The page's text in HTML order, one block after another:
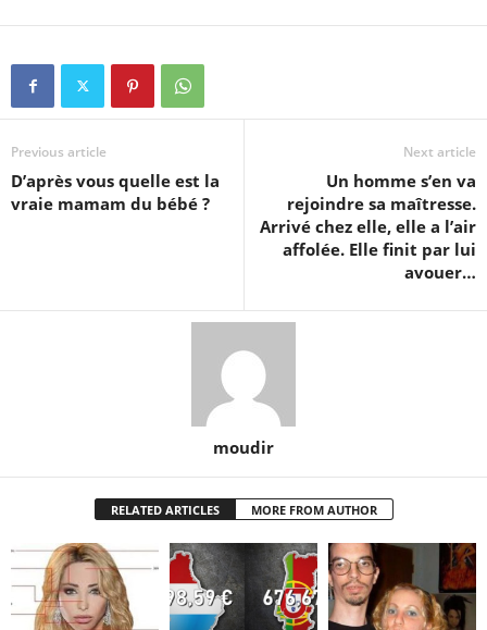
Previous article
D’après vous quelle est la
vraie mamam du bébé ?
Next article
Un homme s’en va
rejoindre sa maîtresse.
Arrivé chez elle, elle a l’air
affolée. Elle finit par lui
avouer…
moudir
RELATED ARTICLES MORE FROM AUTHOR